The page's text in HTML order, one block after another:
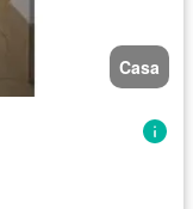
Casa